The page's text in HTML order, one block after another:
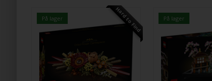
På lager Hard to Find På lager